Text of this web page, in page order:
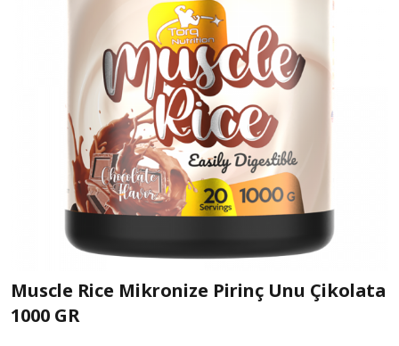
Muscle Rice Mikronize Pirinç Unu Çikolata
1000 GR